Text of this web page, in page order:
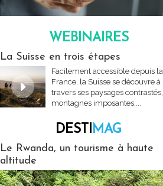
WEBINAIRES
La Suisse en trois étapes
Facilement accessible depuis la
France, la Suisse se découvre à
travers ses paysages contrastés,
montagnes imposantes,...
DESTIMAG
Le Rwanda, un tourisme à haute
altitude